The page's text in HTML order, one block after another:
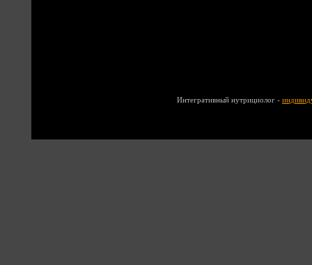
Интегративный нутрициолог -